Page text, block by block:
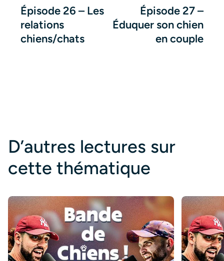
Épisode 26 – Les
relations
chiens/chats
Épisode 27 –
Éduquer son chien
en couple
D’autres lectures sur
cette thématique